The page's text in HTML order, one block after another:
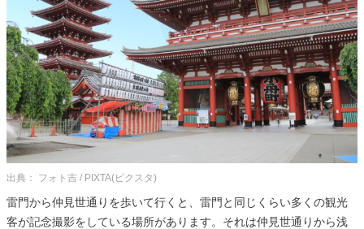
出典： フォト吉 / PIXTA(ピクスタ)
雷門から仲見世通りを歩いて行くと、雷門と同じくらい多くの観光
客が記念撮影をしている場所があります。それは仲見世通りから浅